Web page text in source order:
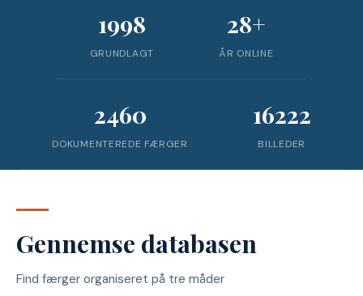
1998
GRUNDLAGT
28+
ÅR ONLINE
2460
DOKUMENTEREDE FÆRGER
16222
BILLEDER
Gennemse databasen
Find færger organiseret på tre måder